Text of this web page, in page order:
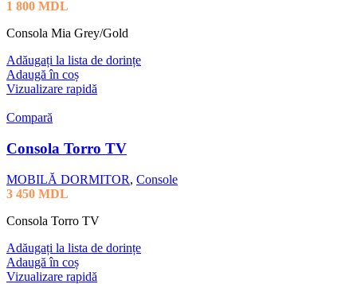
1 800 MDL
Consola Mia Grey/Gold
Adăugați la lista de dorințe
Adaugă în coș
Vizualizare rapidă
Compară
Consola Torro TV
MOBILĂ DORMITOR, Console
3 450 MDL
Consola Torro TV
Adăugați la lista de dorințe
Adaugă în coș
Vizualizare rapidă